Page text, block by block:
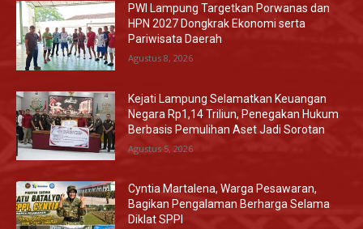
PWI Lampung Targetkan Porwanas dan
HPN 2027 Dongkrak Ekonomi serta
Pariwisata Daerah
Agustus 8, 2026
Kejati Lampung Selamatkan Keuangan
Negara Rp1,14 Triliun, Penegakan Hukum
Berbasis Pemulihan Aset Jadi Sorotan
Agustus 5, 2026
Cyntia Martalena, Warga Pesawaran,
Bagikan Pengalaman Berharga Selama
Diklat SPPI